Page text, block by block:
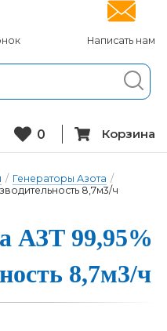
Написать нам
0 Корзина
/ Генераторы Азота /
8,7м3/ч
АЗТ 99,95%
8,7м3/ч